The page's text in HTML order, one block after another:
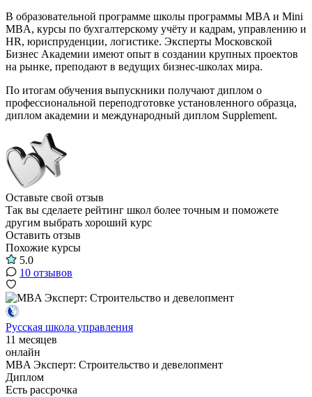
В образовательной программе школы программы MBA и Mini
MBA, курсы по бухгалтерскому учёту и кадрам, управлению и
HR, юриспруденции, логистике. Эксперты Московской
Бизнес Академии имеют опыт в создании крупных проектов
на рынке, преподают в ведущих бизнес-школах мира.
По итогам обучения выпускники получают диплом о
профессиональной переподготовке установленного образца,
диплом академии и международный диплом Supplement.
Оставьте свой отзыв
Так вы сделаете рейтинг школ более точным и поможете
другим выбрать хороший курс
Оставить отзыв
Похожие курсы
5.0
10 отзывов
Русская школа управления
11 месяцев
онлайн
MBA Эксперт: Строительство и девелопмент
Диплом
Есть рассрочка